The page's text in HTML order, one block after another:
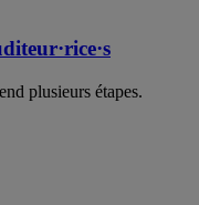
plusieurs étapes.